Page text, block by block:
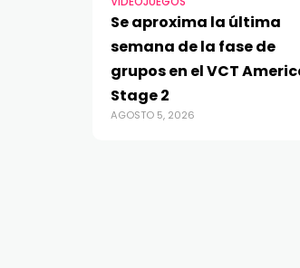
Se aproxima la última
semana de la fase de
grupos en el VCT
Stage 2
AGOSTO 5, 2026